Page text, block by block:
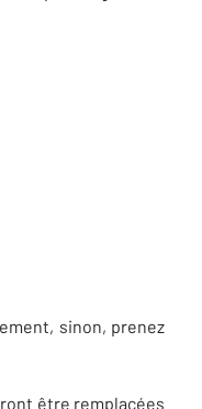
sinon, prenez
être remplacées